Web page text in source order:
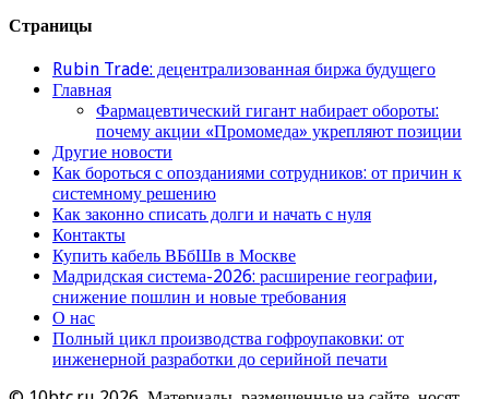
Страницы
Rubin Trade: децентрализованная биржа будущего
Главная
Фармацевтический гигант набирает обороты:
почему акции «Промомеда» укрепляют позиции
Другие новости
Как бороться с опозданиями сотрудников: от причин к
системному решению
Как законно списать долги и начать с нуля
Контакты
Купить кабель ВБбШв в Москве
Мадридская система-2026: расширение географии,
снижение пошлин и новые требования
О нас
Полный цикл производства гофроупаковки: от
инженерной разработки до серийной печати